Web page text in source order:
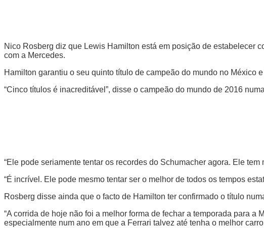
Nico Rosberg diz que Lewis Hamilton está em posição de estabelecer
com a Mercedes.
Hamilton garantiu o seu quinto título de campeão do mundo no México
“Cinco títulos é inacreditável”, disse o campeão do mundo de 2016
“Ele pode seriamente tentar os recordes do Schumacher agora. Ele
“É incrível. Ele pode mesmo tentar ser o melhor de todos os tempos
Rosberg disse ainda que o facto de Hamilton ter confirmado o título
“A corrida de hoje não foi a melhor forma de fechar a temporada para a
especialmente num ano em que a Ferrari talvez até tenha o melhor